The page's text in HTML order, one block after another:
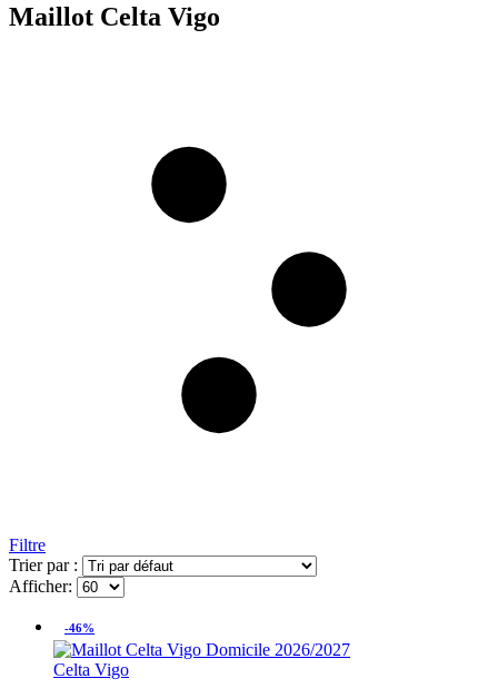
Maillot Celta Vigo
Filtre
Trier par :
Afficher:
-46%
Celta Vigo